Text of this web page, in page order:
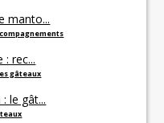
manto...
: rec...
gâteaux
le gât...